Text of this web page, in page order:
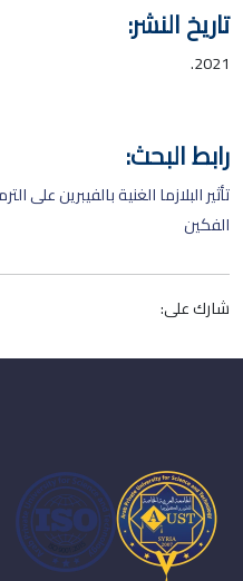
تاريخ النشر:
2021.
رابط البحث:
تأثير البلازما الغنية بالفيبرين
الفكين
شارك على: